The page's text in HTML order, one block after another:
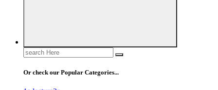
Search
for:
Or check our Popular Categories...